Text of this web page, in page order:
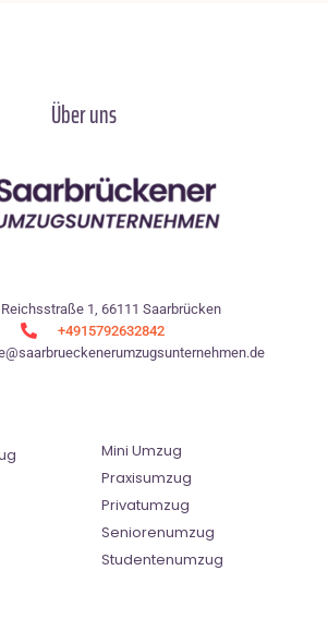
Über uns
Reichsstraße 1, 66111 Saarbrücken
+4915792632842
Mini Umzug
Praxisumzug
Privatumzug
Seniorenumzug
Studentenumzug